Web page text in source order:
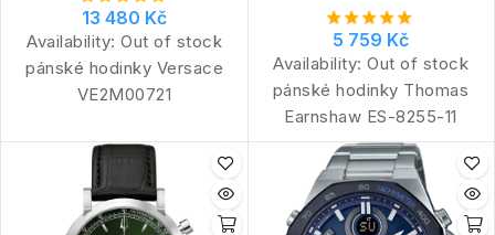
13 480 Kč
Availability: Out of stock
pánské hodinky Versace
VE2M00721
5 759 Kč
Availability: Out of stock
pánské hodinky Thomas
Earnshaw ES-8255-11